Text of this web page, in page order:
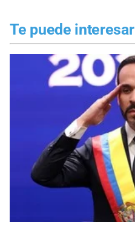
Te puede interesar